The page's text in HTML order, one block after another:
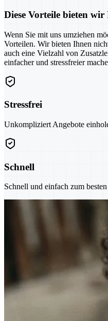
Diese Vorteile bieten wir
Wenn Sie mit uns umziehen
Vorteilen. Wir bieten Ihnen
auch eine Vielzahl von
einfacher und stressfreier
Stressfrei
Unkompliziert Angebote
Schnell
Schnell und einfach zum